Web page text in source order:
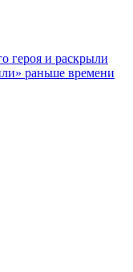
героя и раскрыли
раньше времени